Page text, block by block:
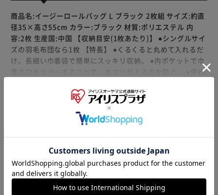
商品名:イージーロールバッグ L ブラック 2枚組 サイズ:約直
径35×高さ55cm カラー:ブラック 材質:ポリエステル 内
容:2枚 生産国:中国 【収納目安(1枚あたり)】 ●シングルサイ
ズの羽毛布団なら1枚 【特長】 ●くるくると丸めて入れるだ
け。長細い巾着袋で簡単にスッキリ収納。 ●内ポケットで巾
着の口をカバーすることで、ホコリが入るのを防ぐ。 ●使わ
に。 ●クローゼットや押入れに立てて並べたり、積み重ねた
りして保管できる。 ●車で旅行やキャンプへ行く際のクロー
ゼットからの持ち出しもスムーズ。 【ご注意】 ●長時間濡れ
たまま放置しないでください。 ●アイロン掛けの際は当て布
をしてください。 ●取扱い表示をよくご確認のうえ、正しく
お取り扱いください。
もっと見る
※製品は予告なく仕様を変更する場合がございます。あらか
じめご了承ください。
販売元(特定商取引法に基づく表記)：
リスプラザ店